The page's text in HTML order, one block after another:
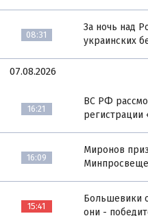
08:31
За ночь над
украинских
07.08.2026
16:21
ВС РФ
регистрации
16:09
Миронов
15:41
Большевики
они -